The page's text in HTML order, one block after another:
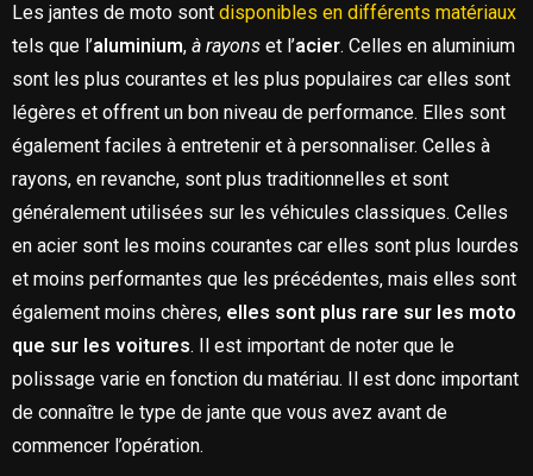
Les jantes de moto sont disponibles en différents matériaux
tels que l’aluminium, à rayons et l’acier. Celles en aluminium
sont les plus courantes et les plus populaires car elles sont
légères et offrent un bon niveau de performance. Elles sont
également faciles à entretenir et à personnaliser. Celles à
rayons, en revanche, sont plus traditionnelles et sont
généralement utilisées sur les véhicules classiques. Celles
en acier sont les moins courantes car elles sont plus lourdes
et moins performantes que les précédentes, mais elles sont
également moins chères, elles sont plus rare sur les moto
que sur les voitures. Il est important de noter que le
polissage varie en fonction du matériau. Il est donc important
de connaître le type de jante que vous avez avant de
commencer l’opération.